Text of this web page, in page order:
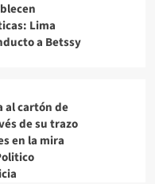
Lima
a Betssy
al cartón de
de su trazo
en la mira